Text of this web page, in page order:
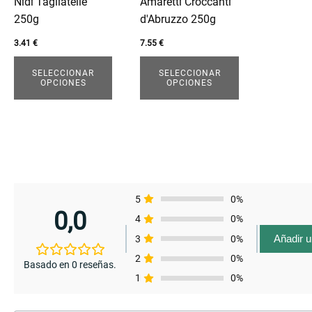
250g
3.41 €
SELECCIONAR
OPCIONES
se
pueden
elegir
en
d'Abruzzo 250g
7.55€
SELECCIONAR
OPCIONES
se
pueden
elegir
en
0,0
Basado en 0 reseñas.
5
0%
4
0%
3
0%
2
0%
1
0%
Añadir